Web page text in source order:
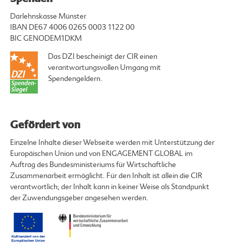
Darlehnskasse Münster
IBAN DE67 4006 0265 0003 1122 00
BIC GENODEM1DKM
Das DZI bescheinigt der CIR einen
verantwortungsvollen Umgang mit
Spendengeldern.
Gefördert von
Einzelne Inhalte dieser Webseite werden mit Unterstützung der
Europäischen Union und von ENGAGEMENT GLOBAL im
Auftrag des Bundesministeriums für Wirtschaftliche
Zusammenarbeit ermöglicht. Für den Inhalt ist allein die CIR
verantwortlich; der Inhalt kann in keiner Weise als Standpunkt
der Zuwendungsgeber angesehen werden.